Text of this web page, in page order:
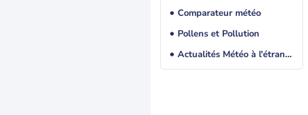
Comparateur météo
Pollens et Pollution
Actualités Météo à l'étranger